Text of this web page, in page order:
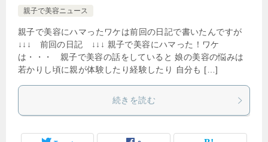
親子で美容ニュース
親子で美容にハマったワケは前回の日記で書いたんですが
↓↓↓ 前回の日記 ↓↓↓ 親子で美容にハマった！ワケ
は・・・ 親子で美容の話をしていると 娘の美容の悩みは
若かりし頃に親が体験したり経験したり 自分も […]
続きを読む